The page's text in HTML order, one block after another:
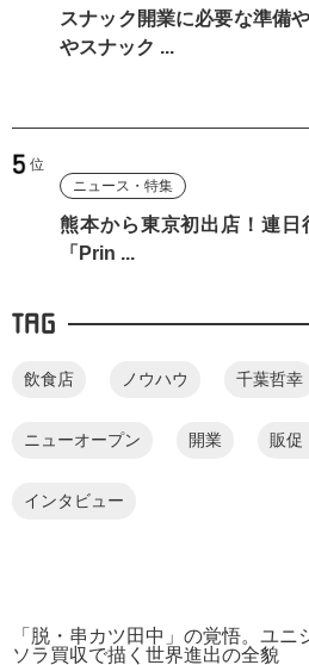
スナック開業に必要な準備
やスナック ...
ニュース・特集
熊本から東京初出店！連
「Prin ...
TAG
飲食店 ノウハウ 千葉哲幸
ニューオープン 開業 販促
インタビュー
「脱・串カツ田中」の覚悟。ユ
ソラ買収で描く世界進出の全貌